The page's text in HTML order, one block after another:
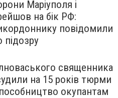
Маріуполя і
на бік РФ:
повідомили
підозру
священника
на 15 років тюрми
окупантам